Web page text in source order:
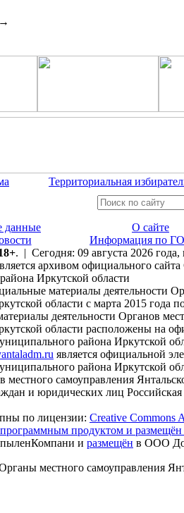
→
Территориальная
данные
О сайте
Информация по
. | Сегодня: 09 августа 2026
архивом официального
Иркутской области
материалы деятельности
области с марта 2015 года
деятельности Органов
области расположены на
района Иркутской
является официальной
района Иркутской
самоуправления
и юридических лиц
по лицензии: Creative Commons
продуктом и
и размещён в ООО
местного самоуправления